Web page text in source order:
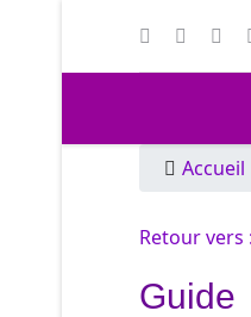
Accueil
Retour vers
Guide